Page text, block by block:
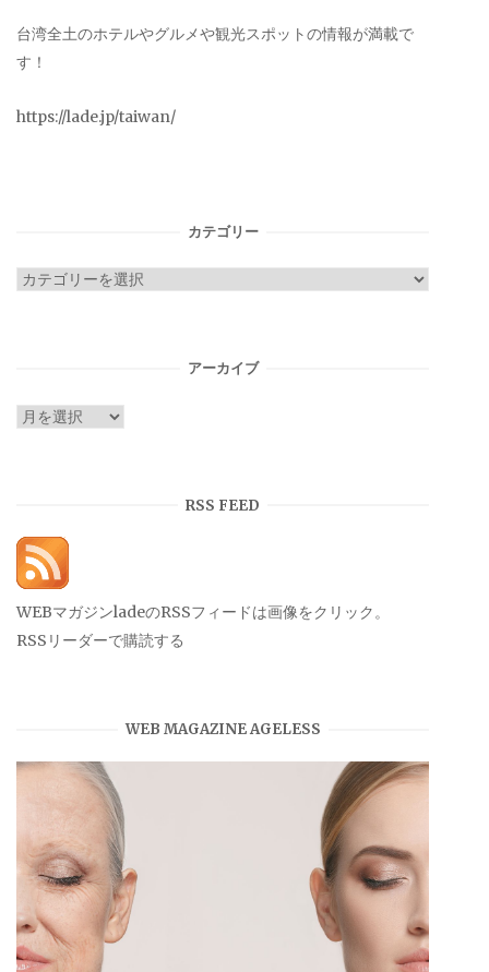
台湾全土のホテルやグルメや観光スポットの情報が満載で
す！
https://lade.jp/taiwan/
カテゴリー
カ
アーカイブ
ア
RSS FEED
WEBマガジンladeのRSSフィードは画像をクリック。
RSSリーダーで購読する
WEB MAGAZINE AGELESS